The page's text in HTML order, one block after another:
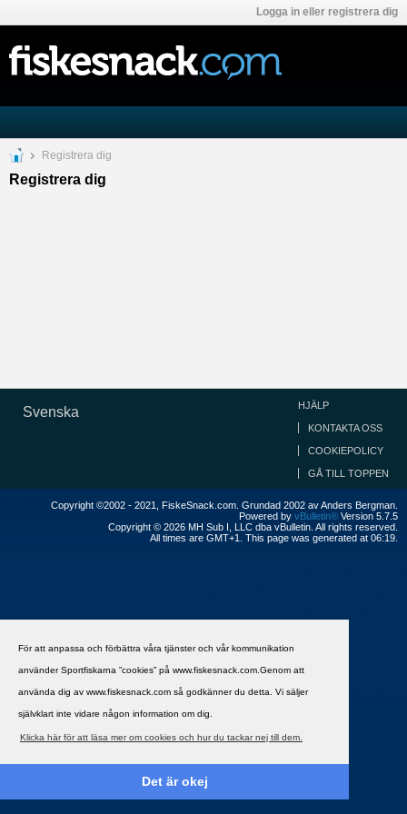
För att anpassa och förbättra våra tjänster och vår kommunikation
använder Sportfiskarna ”cookies” på www.fiskesnack.com.Genom att
använda dig av www.fiskesnack.com så godkänner du detta. Vi säljer
självklart inte vidare någon information om dig.
Klicka här för att läsa mer om cookies och hur du tackar nej till dem.
Det är okej
Logga in eller registrera dig
Registrera dig
Registrera dig
Svenska HJÄLP
KONTAKTA OSS
COOKIEPOLICY
GÅ TILL TOPPEN
Copyright ©2002 - 2021, FiskeSnack.com. Grundad 2002 av Anders Bergman.
Powered by vBulletin® Version 5.7.5
Copyright © 2026 MH Sub I, LLC dba vBulletin. All rights reserved.
All times are GMT+1. This page was generated at 06:19.